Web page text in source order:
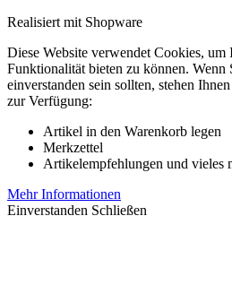
Realisiert mit Shopware
Diese Website verwendet Cookies, um
Funktionalität bieten zu können. Wenn
einverstanden sein sollten, stehen
zur Verfügung:
Artikel in den Warenkorb legen
Merkzettel
Artikelempfehlungen und vieles
Mehr Informationen
Einverstanden Schließen